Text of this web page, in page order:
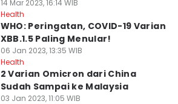
14 Mar 2023, 16:14 WIB
Health
WHO: Peringatan, COVID-19 Varian
XBB.1.5 Paling Menular!
06 Jan 2023, 13:35 WIB
Health
2 Varian Omicron dari China
Sudah Sampai ke Malaysia
03 Jan 2023, 11:05 WIB